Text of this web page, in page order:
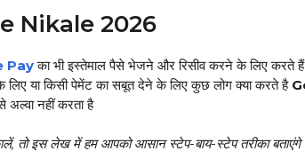
Nikale 2026
Payका भी इस्तेमाल पैसे भेजने और रिसीव करने के लिए करते
या किसी पेमेंट का सबूत देने के लिएकुछ लोग क्या करते है
अल्वा नहीं करता है
तो इस लेख में हम आपको आसान स्टेप-बाय-स्टेप तरीका